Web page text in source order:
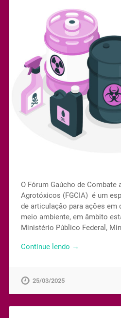
O Fórum Gaúcho de
Agrotóxicos (FGCIA) é um
de articulação para ações em
meio ambiente, em âmbito
Ministério Público Federal,
Continue lendo →
25/03/2025